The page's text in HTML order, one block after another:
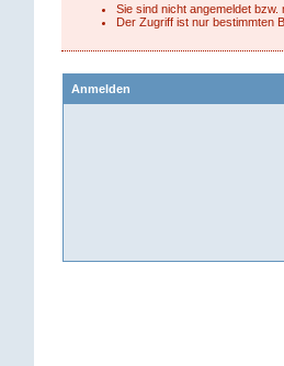
Sie sind nicht angemeldet bzw.
Der Zugriff ist nur bestimmten
Anmelden